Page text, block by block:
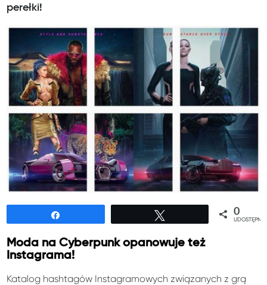
perełki!
0
Moda na Cyberpunk opanowuje też
Instagrama!
Katalog hashtagów Instagramowych związanych z grą